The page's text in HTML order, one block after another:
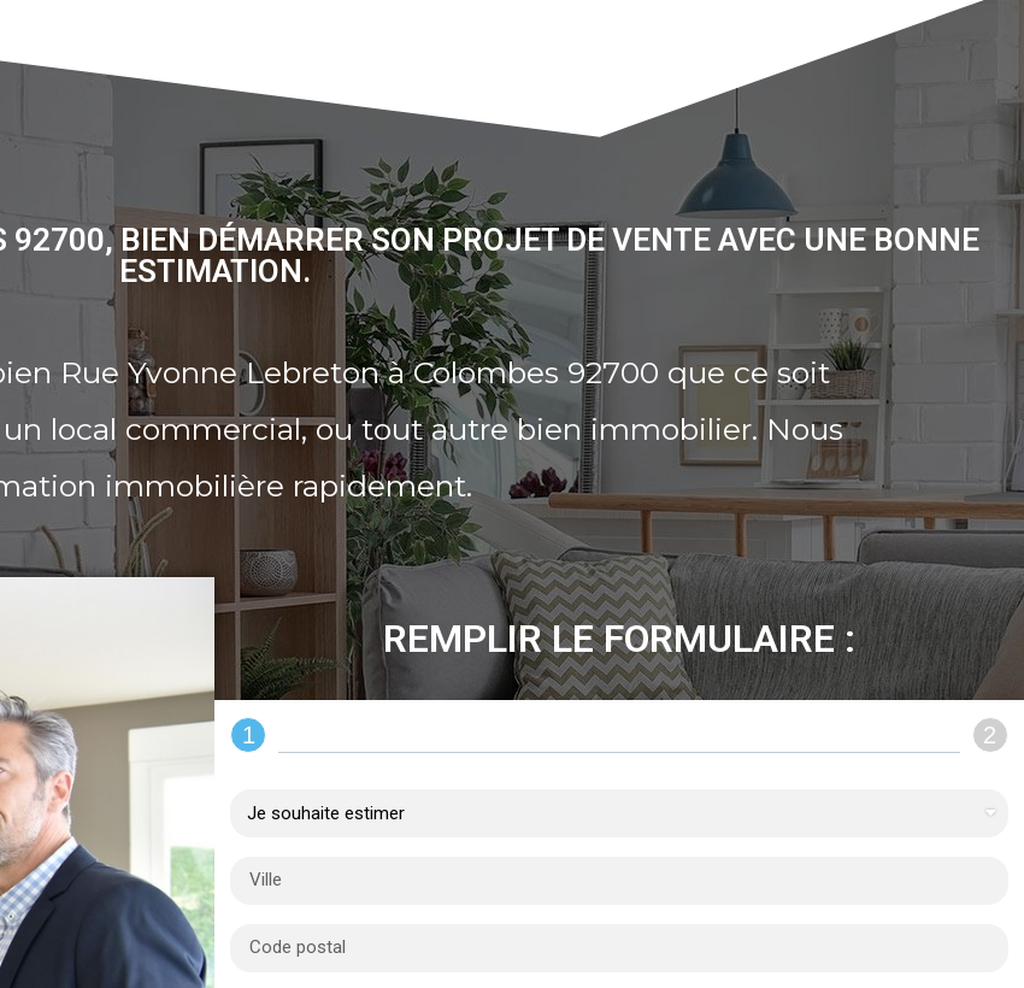
BIEN DÉMARRER SON PROJET DE VENTE AVEC UNE BONNE
ESTIMATION.
Rue Yvonne Lebreton à Colombes 92700 que ce soit
local commercial, ou tout autre bien immobilier. Nous
immobilière rapidement.
REMPLIR LE FORMULAIRE :
1 2